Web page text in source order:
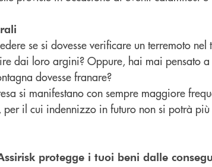
se si dovesse verificare un terremoto nel
dai loro argini? Oppure, hai mai pensato a
dovesse franare?
si manifestano con sempre maggiore
il cui indennizzo in futuro non si potrà
protegge i tuoi beni dalle